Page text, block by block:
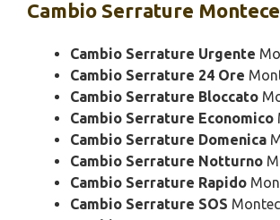
Cambio Serrature
Cambio Serrature Urgente
Cambio Serrature 24 Ore
Cambio Serrature Bloccato
Cambio Serrature Economico
Cambio Serrature Domenica
Cambio Serrature Notturno
Cambio Serrature Rapido
Cambio Serrature SOS